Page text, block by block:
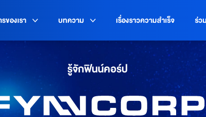
ของเรา บทความ เรื่องราวความสำเร็จ ร่ว
รู้จักฟินน์คอร์ป